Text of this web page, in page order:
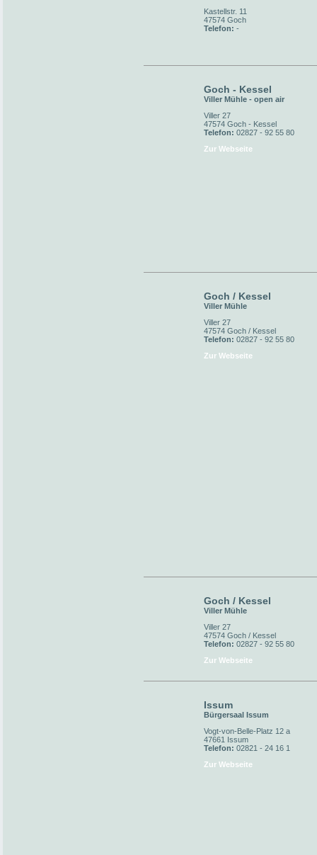
Kastellstr. 11
47574 Goch
Telefon: -
Goch - Kessel
Viller Mühle - open air
Viller 27
47574 Goch - Kessel
Telefon: 02827 - 92 55 80
Zur Webseite
Goch / Kessel
Viller Mühle
Viller 27
47574 Goch / Kessel
Telefon: 02827 - 92 55 80
Zur Webseite
Goch / Kessel
Viller Mühle
Viller 27
47574 Goch / Kessel
Telefon: 02827 - 92 55 80
Zur Webseite
Issum
Bürgersaal Issum
Vogt-von-Belle-Platz 12 a
47661 Issum
Telefon: 02821 - 24 16 1
Zur Webseite